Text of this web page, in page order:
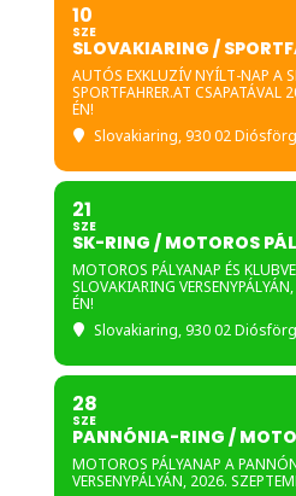
Örömmel várunk
10
SZE
SLOVAKIARING /
AUTÓS EXKLUZÍV NYÍLT-NAP A
SPORTFAHRER.AT CSAPATÁVAL
ÉN!
Slovakiaring, 930 02
21
SZE
SK-RING / MOTOROS
MOTOROS PÁLYANAP ÉS
SLOVAKIARING
ÉN!
Slovakiaring, 930 02
28
SZE
PANNÓNIA-RING /
MOTOROS PÁLYANAP A
VERSENYPÁLYÁN, 2026.